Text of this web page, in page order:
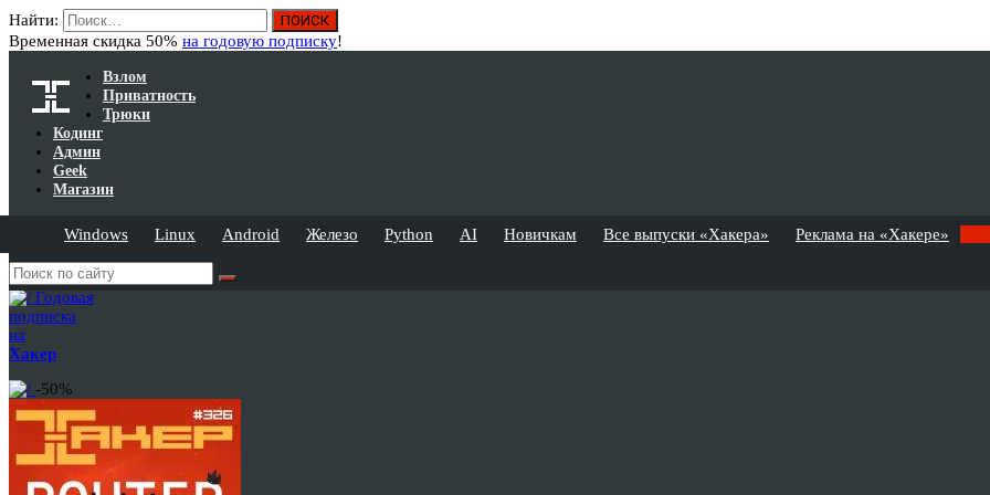
Найти:
Временная скидка 50% на годовую подписку!
Взлом
Приватность
Трюки
Кодинг
Админ
Geek
Магазин
Windows Linux Android Железо Python AI Новичкам Все выпуски «Хакера» Реклама на «Хакере»
Годовая
подписка
на
Хакер
-50%